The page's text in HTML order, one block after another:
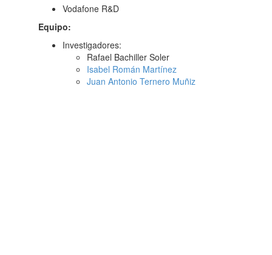
Vodafone R&D
Equipo:
Investigadores:
Rafael Bachiller Soler
Isabel Román Martínez
Juan Antonio Ternero Muñiz